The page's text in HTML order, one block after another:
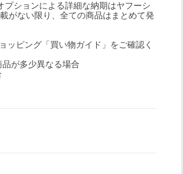
ションによる詳細な納期はヤフーシ
がない限り、全ての商品はまとめて発
ピング「買い物ガイド」をご確認く
が多少異なる場合